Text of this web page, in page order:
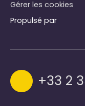
Gérer les cookies
Propulsé par
+33 2